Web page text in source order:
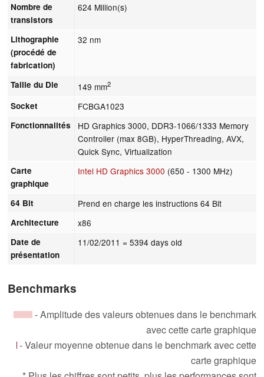
Nombre de
transistors
624 Million(s)
Lithographie
(procédé de
fabrication)
32 nm
Taille du Die 149 mm2
Socket FCBGA1023
Fonctionnalités
HD Graphics 3000, DDR3-1066/1333 Memory
Controller (max 8GB), HyperThreading, AVX,
Quick Sync, Virtualization
Carte
graphique
Intel HD Graphics 3000 (650 - 1300 MHz)
64 Bit Prend en charge les instructions 64 Bit
Architecture x86
Date de
présentation
11/02/2011 = 5394 days old
Benchmarks
- Amplitude des valeurs obtenues dans le benchmark
avec cette carte graphique
- Valeur moyenne obtenue dans le benchmark avec cette
carte graphique